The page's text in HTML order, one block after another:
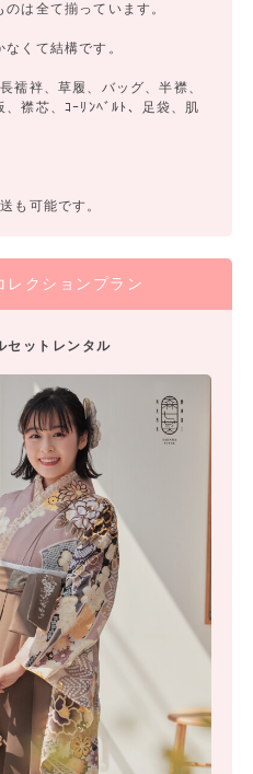
は全て揃っています。
くて結構です。
襦袢、草履、バッグ、半襟、
襟芯、ｺｰﾘﾝﾍﾞﾙﾄ、足袋、肌
も可能です。
レクションプラン
セットレンタル